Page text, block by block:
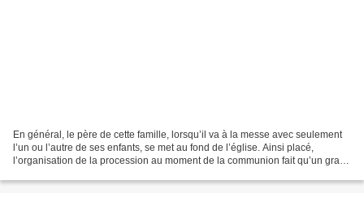
En général, le père de cette famille, lorsqu’il va à la messe avec seulement
l’un ou l’autre de ses enfants, se met au fond de l’église. Ainsi placé,
l’organisation de la procession au moment de la communion fait qu’un grand